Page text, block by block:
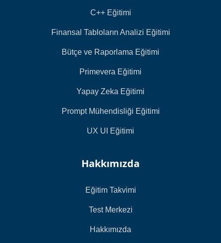
C++ Eğitimi
Finansal Tabloların Analizi Eğitimi
Bütçe ve Raporlama Eğitimi
Primevera Eğitimi
Yapay Zeka Eğitimi
Prompt Mühendisliği Eğitimi
UX UI Eğitimi
Hakkımızda
Eğitim Takvimi
Test Merkezi
Hakkımızda